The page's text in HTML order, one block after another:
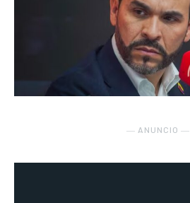
― ANUNCIO ―